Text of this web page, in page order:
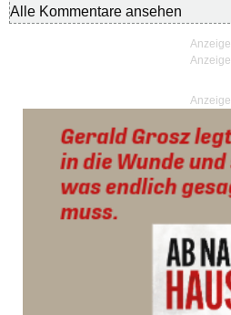
Alle Kommentare ansehen
Anzeige